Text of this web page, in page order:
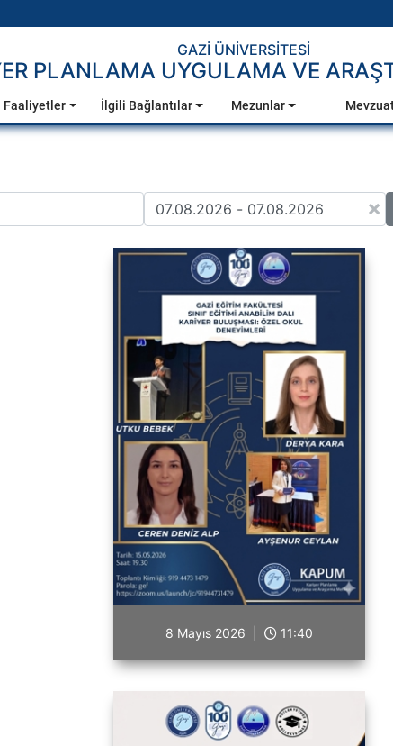
GAZİ ÜNİVERSİTESİ
PLANLAMA UYGULAMA VE
Faaliyetler İlgili Bağlantılar Mezunlar
×
8 Mayıs 2026 | 11:40